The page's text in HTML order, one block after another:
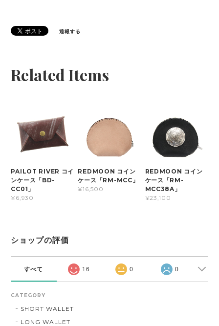
通報する
Related Items
PAILOT RIVER コイ
ンケース「BD-
CC01」
¥6,930
REDMOON コイン
ケース「RM-MCC」
¥16,500
REDMOON コイン
ケース「RM-
MCC38A」
¥23,100
ショップの評価
すべて 16 0 0
CATEGORY
SHORT WALLET
LONG WALLET